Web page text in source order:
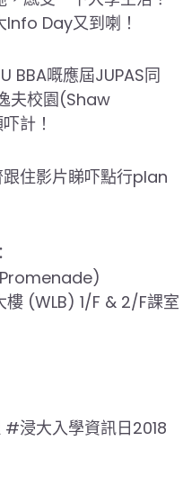
Day又到喇！
BBA嘅應屆JUPAS同
夫校園(Shaw
計！
跟住影片睇吓點行plan
Promenade)
樓 (WLB) 1/F & 2/F課室
浸大入學資訊日2018